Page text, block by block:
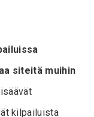
siteitä muihin
kilpailuista